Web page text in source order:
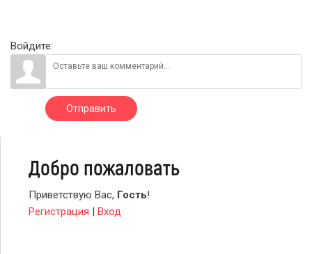
Войдите:
Отправить
Добро пожаловать
Приветствую Вас, Гость!
Регистрация | Вход